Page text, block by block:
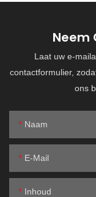
Neem
Laat uw e-
contactformulier,
ons
Naam
E-Mail
Inhoud